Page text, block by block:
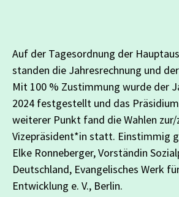
Auf der Tagesordnung der
standen die Jahresrechnung und
Mit 100 % Zustimmung wurde der
2024 festgestellt und das
weiterer Punkt fand die Wahlen zur/
Vizepräsident*in statt. Einstimmig
Elke Ronneberger, Vorständin
Deutschland, Evangelisches Werk
Entwicklung e. V., Berlin.